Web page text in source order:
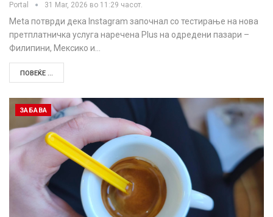
Portal 31 Mar, 2026 во 11:29 часот.
Meta потврди дека Instagram започнал со тестирање на нова
претплатничка услуга наречена Plus на одредени пазари –
Филипини, Мексико и…
ПОВЕЌЕ ...
ЗАБАВА